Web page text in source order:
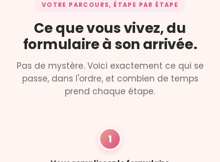
VOTRE PARCOURS, ÉTAPE PAR ÉTAPE
Ce que vous vivez, du
formulaire à son arrivée.
Pas de mystère. Voici exactement ce qui se
passe, dans l'ordre, et combien de temps
prend chaque étape.
1